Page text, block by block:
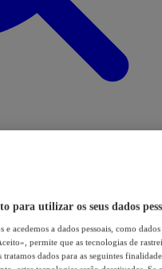
A BOLA SUGEREBarba
para utilizar os seus dados
e acedemos a dados pessoais, como
permite que as tecnologias de
tratamos dados para as seguintes